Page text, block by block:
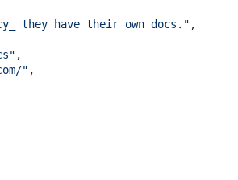
they have their own docs." ,
,
" ,